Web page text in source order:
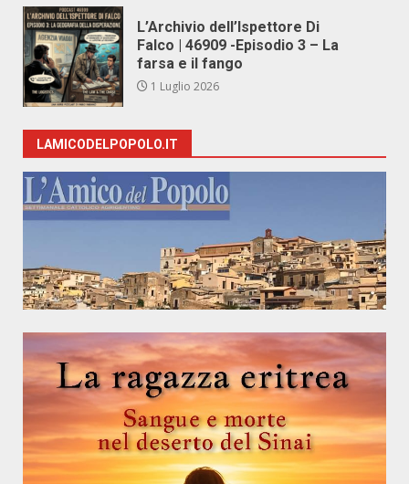
L’Archivio dell’Ispettore Di
Falco | 46909 -Episodio 3 – La
farsa e il fango
1 Luglio 2026
LAMICODELPOPOLO.IT